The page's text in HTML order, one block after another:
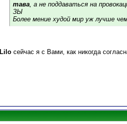
тава, а не поддаваться на
ЗЫ
Более мение худой мир уж лучше
Lilo сейчас я с Вами, как никогда